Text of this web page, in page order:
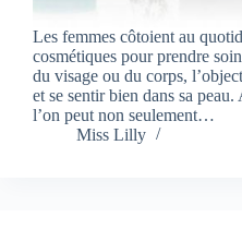
Les femmes côtoient au
cosmétiques pour prendre
du visage ou du corps,
et se sentir bien dans sa
l’on peut non seulement…
Miss Lilly